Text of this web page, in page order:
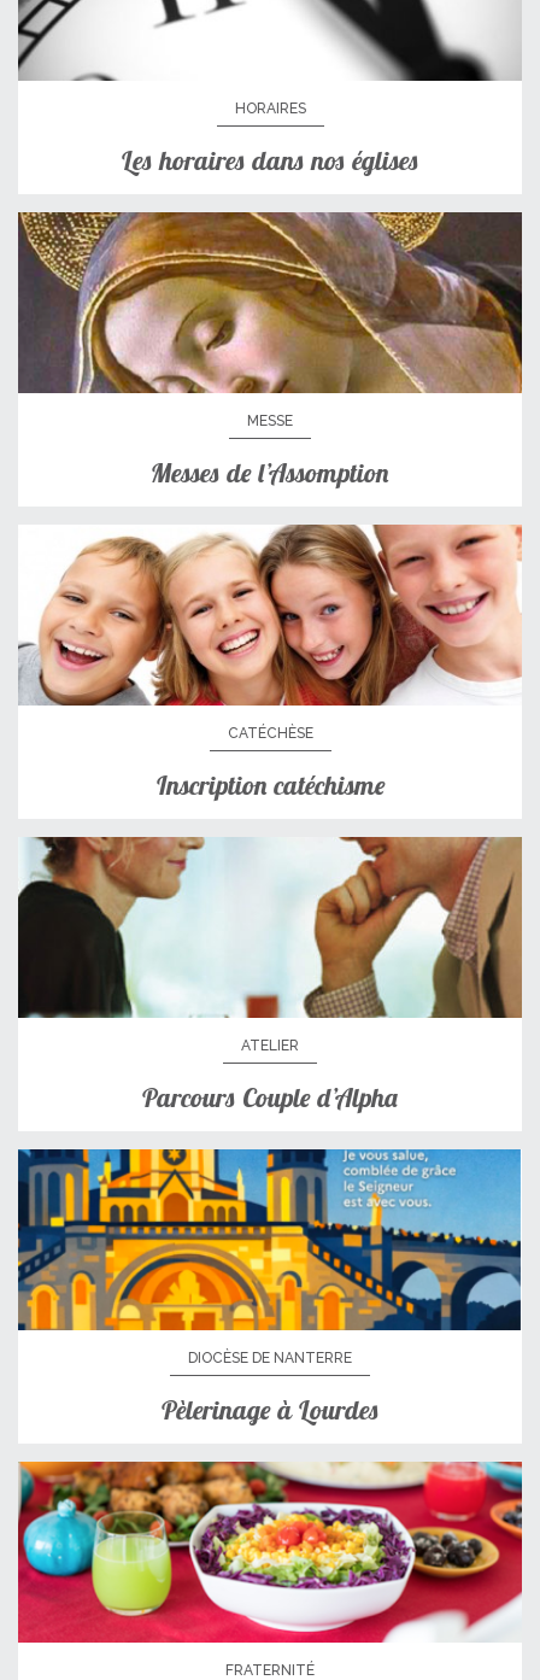
HORAIRES
Les horaires dans nos églises
MESSE
Messes de l’Assomption
CATÉCHÈSE
Inscription catéchisme
ATELIER
Parcours Couple d’Alpha
DIOCÈSE DE NANTERRE
Pèlerinage à Lourdes
FRATERNITÉ